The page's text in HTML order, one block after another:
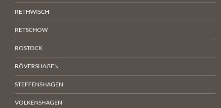
RETHWISCH
RETSCHOW
ROSTOCK
RÖVERSHAGEN
STEFFENSHAGEN
VOLKENSHAGEN